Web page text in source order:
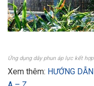
Ứng dụng dây phun áp lực kết
Xem thêm: HƯỚNG